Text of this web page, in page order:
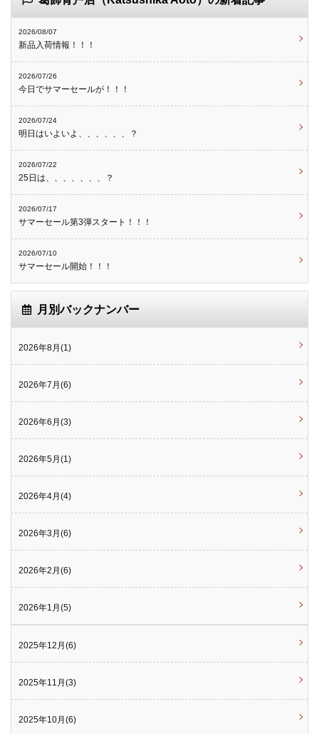
2026/08/07
新品入荷情報！！！
2026/07/26
今日でサマーセールが！！！
2026/07/24
明日はいよいよ、、、、、、？
2026/07/22
25日は、、、、、、、？
2026/07/17
サマーセール第3弾スタート！！！
2026/07/10
サマーセール開始！！！
月別バックナンバー
2026年8月(1)
2026年7月(6)
2026年6月(3)
2026年5月(1)
2026年4月(4)
2026年3月(6)
2026年2月(6)
2026年1月(5)
2025年12月(6)
2025年11月(3)
2025年10月(6)